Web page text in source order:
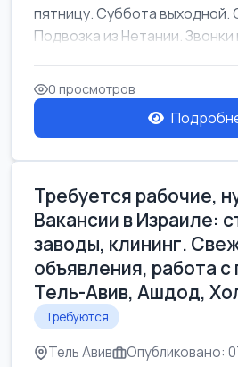
пятницу. Суббота выходной.
Подвозка из Нетании. Звонки
0 просмотров
Требуется рабочие,
Вакансии в Израиле:
заводы, клининг.
объявления, работа с
Тель-Авив, Ашдод,
Требуются
Тель Авив Опубликовано: